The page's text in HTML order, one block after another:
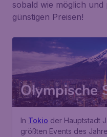
sobald wie möglich
günstigen Preisen!
Olympische
In Tokio der Hauptstadt
größten Events des